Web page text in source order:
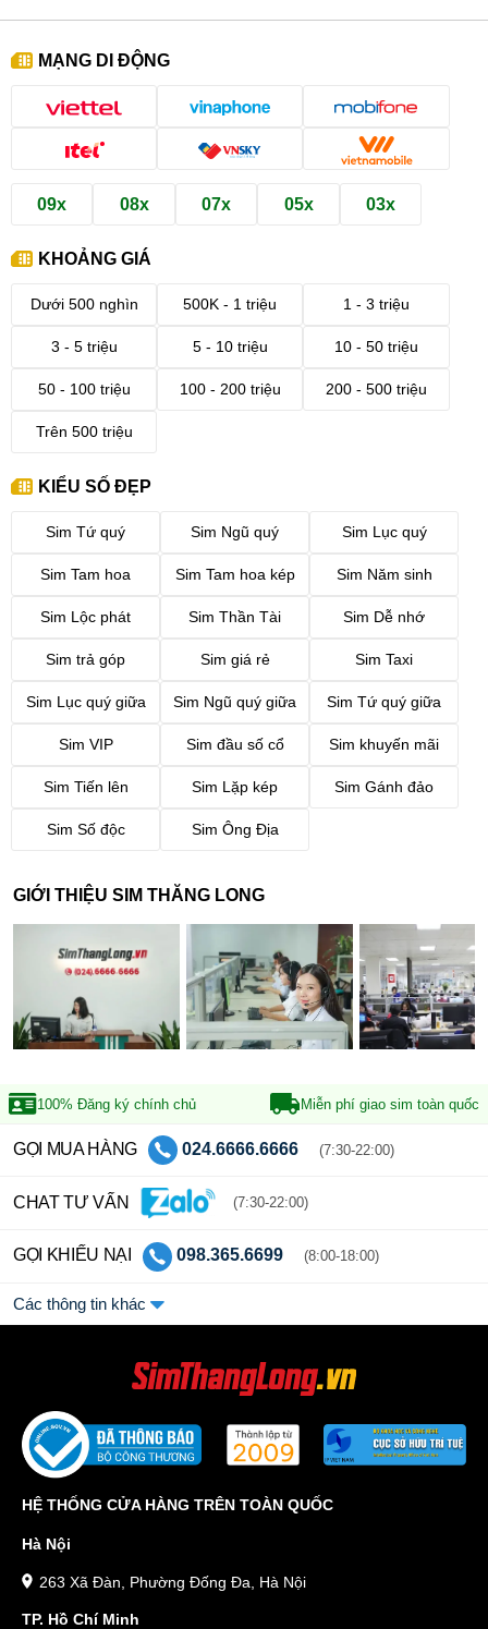
MẠNG DI ĐỘNG
09x 08x 07x 05x 03x
KHOẢNG GIÁ
Dưới 500 nghìn 500K - 1 triệu 1 - 3 triệu
3 - 5 triệu 5 - 10 triệu 10 - 50 triệu
50 - 100 triệu 100 - 200 triệu 200 - 500 triệu
Trên 500 triệu
KIỂU SỐ ĐẸP
Sim Tứ quý Sim Ngũ quý Sim Lục quý
Sim Tam hoa Sim Tam hoa kép Sim Năm sinh
Sim Lộc phát Sim Thần Tài Sim Dễ nhớ
Sim trả góp Sim giá rẻ Sim Taxi
Sim Lục quý giữa Sim Ngũ quý giữa Sim Tứ quý giữa
Sim VIP Sim đầu số cổ Sim khuyến mãi
Sim Tiến lên Sim Lặp kép Sim Gánh đảo
Sim Số độc Sim Ông Địa
GIỚI THIỆU SIM THĂNG LONG
100% Đăng ký chính chủ Miễn phí giao sim toàn quốc
GỌI MUA HÀNG 024.6666.6666 (7:30-22:00)
CHAT TƯ VẤN (7:30-22:00)
GỌI KHIẾU NẠI 098.365.6699 (8:00-18:00)
Các thông tin khác
HỆ THỐNG CỬA HÀNG TRÊN TOÀN QUỐC
Hà Nội
263 Xã Đàn, Phường Đống Đa, Hà Nội
TP. Hồ Chí Minh